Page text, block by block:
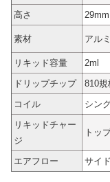
高さ
29mm
素材 アル
リキッド容量
2ml
ドリップチップ
810規
コイル
シン
リキッドチャー
ジ
トッ
エアフロー サイ